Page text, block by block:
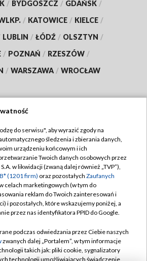
/ BYDGOSZCZ / GDAŃSK /
/ KATOWICE / KIELCE /
LUBLIN / ŁÓDŹ / OLSZTYN /
/ POZNAŃ / RZESZÓW /
/ WARSZAWA / WROCŁAW
TVP
TVP
Cyfrowa
Regulamin TVP
Polityka prywatności
Moje zgody
Pomoc
Kontakt
do serwisu", aby wyrazić zgody na
śledzenia i zbierania danych,
urządzeniu końcowym i ich
Twoich danych osobowych przez
w likwidacji (zwaną dalej również „TVP”),
(1201 firm) oraz pozostałych Zaufanych
celach marketingowych (w tym do
reklam do Twoich zainteresowań i
i pozostałych, które wskazujemy poniżej, a
przez nas identyfikatora PPID do Google.
podczas odwiedzania przez Ciebie naszych
zwanych dalej „Portalem”, w tym informacje
takich jak: pliki cookie, sygnalizatory
technologii umożliwiających świadczenie